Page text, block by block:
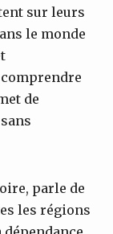
sur leurs
le monde
de
parle de
les régions